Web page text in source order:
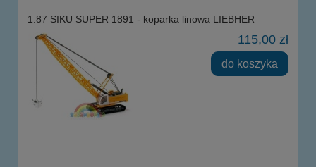
1:87 SIKU SUPER 1891 - koparka linowa LIEBHER
115,00 zł
do koszyka